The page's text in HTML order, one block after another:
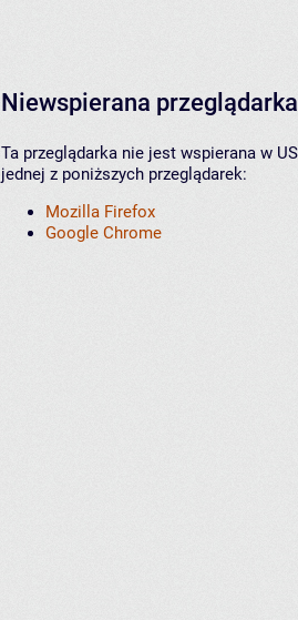
Niewspierana przeglądarka
Ta przeglądarka nie jest wspierana w
jednej z poniższych przeglądarek:
Mozilla Firefox
Google Chrome